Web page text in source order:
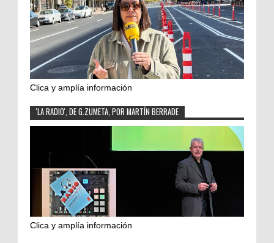
Clica y amplía información
'LA RADIO', DE G.ZUMETA, POR MARTÍN BERRADE
Clica y amplía información